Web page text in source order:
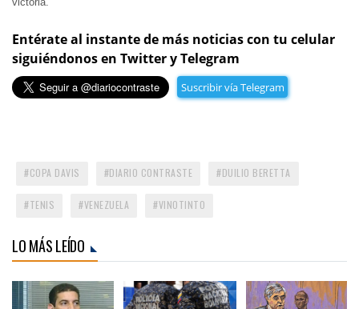
Entérate al instante de más noticias con tu celular
siguiéndonos en Twitter y Telegram
Suscribir vía Telegram
COPA DAVIS DIARIO CONTRASTE DUILIO BERETTA
TENIS VENEZUELA VINOTINTO
LO MÁS LEÍDO